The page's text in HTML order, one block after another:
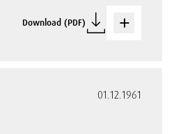
Download (PDF)
01.12.1961